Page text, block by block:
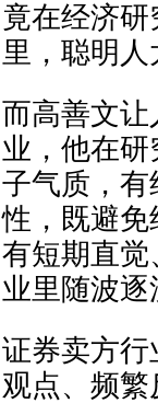
竟在经济
里，聪明
而高善文
业，他在
子气质，
性，既避
有短期直
业里随波逐
证券卖方
观点、频